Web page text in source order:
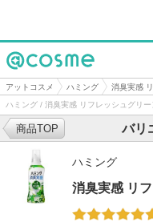
@cosme
アットコスメ ハミング 消臭実感
ハミング / 消臭実感 リフレッシュグリ
バリ
商品TOP
ハミング
消臭実感 リ